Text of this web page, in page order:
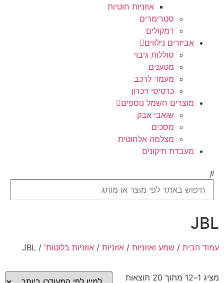
אוזניות חוטיות
סטרימרים
רמקולים
אביזרים נילווים
סוללות גיבוי
מטענים
מעמד לרכב
כרטיסי זיכרון
מוצרים חשמל נוספים
שואבי אבק
מסכים
מצלמה אלחוטית
מעבדת תיקונים
JBL
עמוד הבית / שמע ואוזניות / אוזניות / אוזניות בלוטות' / JBL
מציג 1–12 מתוך 20 תוצאות